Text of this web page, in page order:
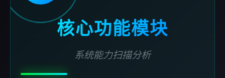
核心功能模块
系统能力扫描分析